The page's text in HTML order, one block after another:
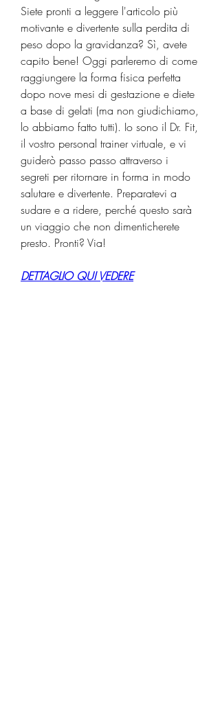
Siete pronti a leggere l'articolo più
motivante e divertente sulla perdita di
peso dopo la gravidanza? Sì, avete
capito bene! Oggi parleremo di come
raggiungere la forma fisica perfetta
dopo nove mesi di gestazione e diete
a base di gelati (ma non giudichiamo,
lo abbiamo fatto tutti). Io sono il Dr. Fit,
il vostro personal trainer virtuale, e vi
guiderò passo passo attraverso i
segreti per ritornare in forma in modo
salutare e divertente. Preparatevi a
sudare e a ridere, perché questo sarà
un viaggio che non dimenticherete
presto. Pronti? Via!
DETTAGLIO QUI VEDERE